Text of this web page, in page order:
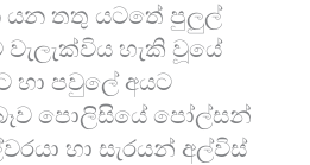
යන තතු යටතේ පුලුල්
වැලැක්විය හැකි වූයේ
හා පවුලේ අයට
පොලිසියේ පෝල්සන්
හා සැරයන් අල්විස්